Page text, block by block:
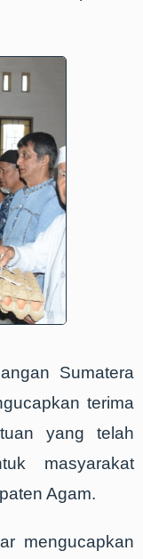
Sumatera
terima
yang telah
masyarakat
Agam.
mengucapkan